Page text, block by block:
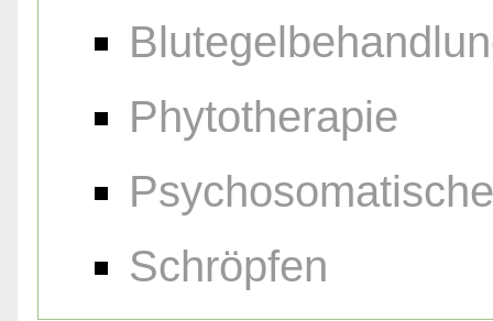
Phytotherapie
Schröpfen